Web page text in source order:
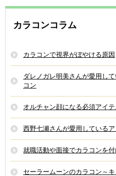
カラコンコラム
カラコンで視界がぼやける原因
ダレノガレ明美さんが愛用し
コン
オルチャン顔になる必須アイ
西野七瀬さんが愛用している
就職活動や面接でカラコンを付
セーラームーンのカラコン～